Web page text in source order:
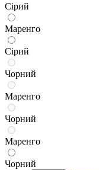
Сірий
Маренго
Сірий
Чорний
Маренго
Чорний
Маренго
Чорний